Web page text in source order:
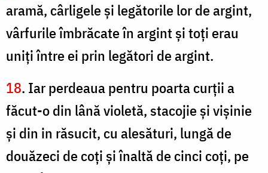
aramă, cârligele şi legătorile lor de argint,
vârfurile îmbrăcate în argint şi toţi erau
uniţi între ei prin legători de argint.
18. Iar perdeaua pentru poarta curţii a
făcut-o din lână violetă, stacojie şi vişinie
şi din in răsucit, cu alesături, lungă de
douăzeci de coţi şi înaltă de cinci coţi, pe